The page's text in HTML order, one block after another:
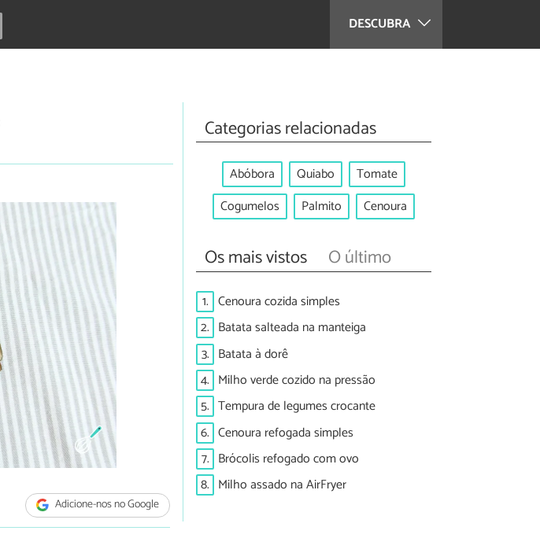
DESCUBRA
Adicione-nos no Google
Categorias relacionadas
Abóbora Quiabo
Tomate
Cogumelos
Palmito Cenoura
Os mais vistos O último
1. Cenoura cozida simples
2. Batata salteada na manteiga
3. Batata à dorê
4. Milho verde cozido na pressão
5. Tempura de legumes crocante
6. Cenoura refogada simples
7. Brócolis refogado com ovo
8. Milho assado na AirFryer